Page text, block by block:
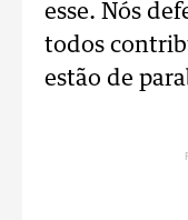
esse. Nós
todos
estão de